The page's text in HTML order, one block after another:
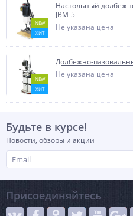
NEW
ХИТ
Настольный
JBM-5
Не указана цена
NEW
ХИТ
Долбёжно-
Не указана цена
Будьте в курсе!
Новости, обзоры и акции
Присоединяйтесь